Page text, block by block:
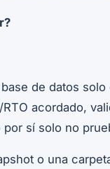
de datos
acordado,
sí solo no
o una